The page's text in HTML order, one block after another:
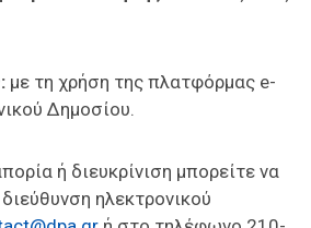
με τη χρήση της πλατφόρμας e-
Δημοσίου.
ή διευκρίνιση μπορείτε να
ηλεκτρονικού